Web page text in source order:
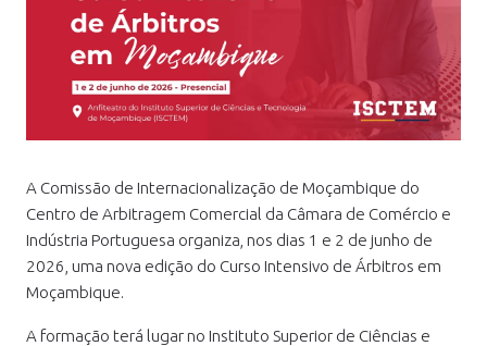
A Comissão de Internacionalização de Moçambique do
Centro de Arbitragem Comercial da Câmara de Comércio e
Indústria Portuguesa organiza, nos dias 1 e 2 de junho de
2026, uma nova edição do Curso Intensivo de Árbitros em
Moçambique.
A formação terá lugar no Instituto Superior de Ciências e